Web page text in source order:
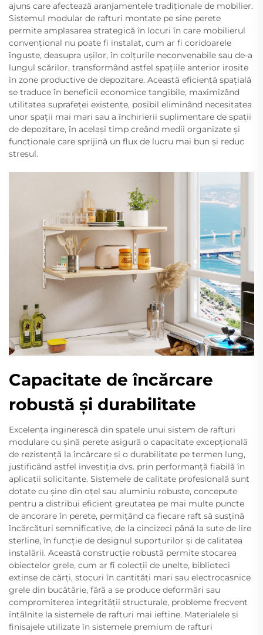
ajuns care afectează aranjamentele tradiționale de mobilier.
Sistemul modular de rafturi montate pe sine perete
permite amplasarea strategică în locuri în care mobilierul
convențional nu poate fi instalat, cum ar fi coridoarele
înguste, deasupra ușilor, în colțurile neconvenabile sau de-a
lungul scărilor, transformând astfel spațiile anterior irosite
în zone productive de depozitare. Această eficiență spațială
se traduce în beneficii economice tangibile, maximizând
utilitatea suprafeței existente, posibil eliminând necesitatea
unor spații mai mari sau a închirierii suplimentare de spații
de depozitare, în același timp creând medii organizate și
funcționale care sprijină un flux de lucru mai bun și reduc
stresul.
Capacitate de încărcare
robustă și durabilitate
Excelența inginerescă din spatele unui sistem de rafturi
modulare cu șină perete asigură o capacitate excepțională
de rezistență la încărcare și o durabilitate pe termen lung,
justificând astfel investiția dvs. prin performanță fiabilă în
aplicații solicitante. Sistemele de calitate profesională sunt
dotate cu șine din oțel sau aluminiu robuste, concepute
pentru a distribui eficient greutatea pe mai multe puncte
de ancorare în perete, permițând ca fiecare raft să susțină
încărcături semnificative, de la cincizeci până la sute de lire
sterline, în funcție de designul suporturilor și de calitatea
instalării. Această construcție robustă permite stocarea
obiectelor grele, cum ar fi colecții de unelte, biblioteci
extinse de cărți, stocuri în cantități mari sau electrocasnice
grele din bucătărie, fără a se produce deformări sau
compromiterea integrității structurale, probleme frecvent
întâlnite la sistemele de rafturi mai ieftine. Materialele și
finisajele utilizate în sistemele premium de rafturi